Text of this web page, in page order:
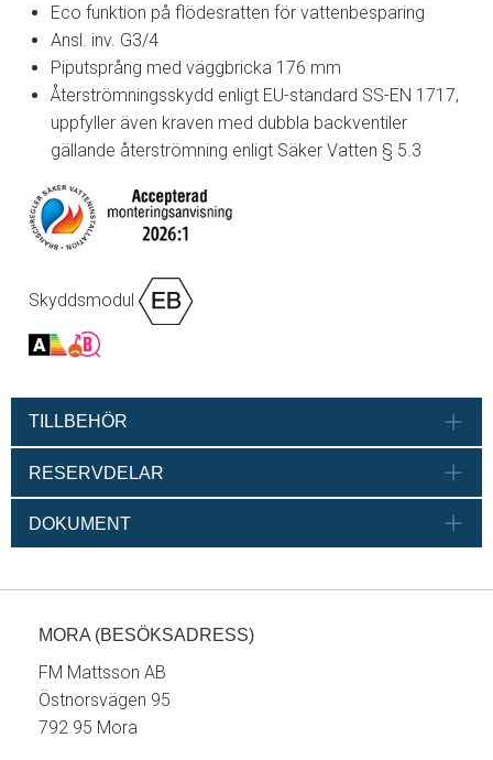
Eco funktion på flödesratten för vattenbesparing
Ansl. inv. G3/4
Piputsprång med väggbricka 176 mm
Återströmningsskydd enligt EU-standard SS-EN 1717,
uppfyller även kraven med dubbla backventiler
gällande återströmning enligt Säker Vatten § 5.3
Skyddsmodul
TILLBEHÖR
RESERVDELAR
DOKUMENT
MORA (BESÖKSADRESS)
FM Mattsson AB
Östnorsvägen 95
792 95 Mora